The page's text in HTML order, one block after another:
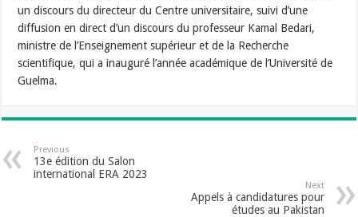
un discours du directeur du Centre universitaire, suivi d’une
diffusion en direct d’un discours du professeur Kamal Bedari,
ministre de l’Enseignement supérieur et de la Recherche
scientifique, qui a inauguré l’année académique de l’Université de
Guelma.
Previous
13e édition du Salon
international ERA 2023
Next
Appels à candidatures pour
études au Pakistan